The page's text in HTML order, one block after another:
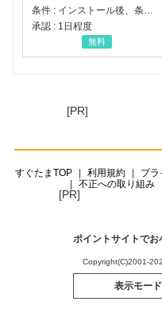
承認 : 1日程度
無料
[PR]
すぐたまTOP 利用規約 プラ
不正への取り組み
[PR]
ポイントサイトでお
Copyright(C)2001-
表示モード